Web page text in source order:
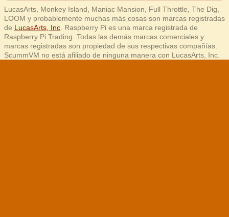
LucasArts, Monkey Island, Maniac Mansion, Full Throttle, The Dig,
LOOM y probablemente muchas más cosas son marcas registradas
de LucasArts, Inc . Raspberry Pi es una marca registrada de
Raspberry Pi Trading. Todas las demás marcas comerciales y
marcas registradas son propiedad de sus respectivas compañías.
ScummVM no está afiliado de ninguna manera con LucasArts, Inc.